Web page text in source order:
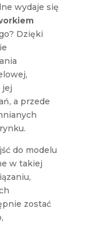
wydaje się
Dzięki
jej
a przede
do modelu
w takiej
zostać